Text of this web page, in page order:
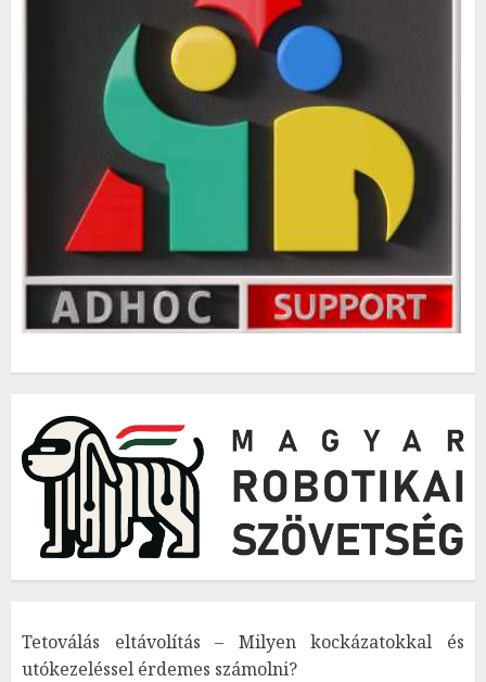
Tetoválás eltávolítás – Milyen kockázatokkal és
utókezeléssel érdemes számolni?